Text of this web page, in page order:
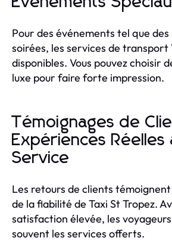
Pour des événements tel que
soirées, les services de transport
disponibles. Vous pouvez choisir
luxe pour faire forte impression.
Témoignages de
Expériences Réelles
Service
Les retours de clients
de la fiabilité de Taxi St Tropez.
satisfaction élevée, les
souvent les services offerts.